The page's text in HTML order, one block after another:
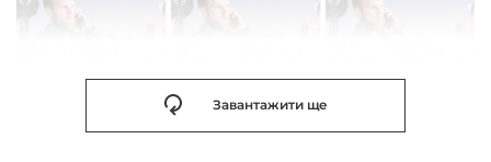
Завантажити ще